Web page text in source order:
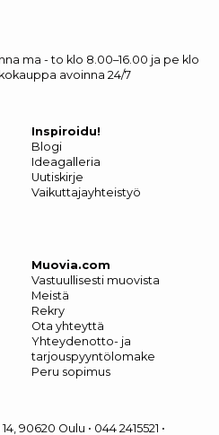
ma - to klo 8.00–16.00 ja pe klo
avoinna 24/7
Inspiroidu!
Blogi
Ideagalleria
Uutiskirje
Vaikuttajayhteistyö
Muovia.com
Vastuullisesti muovista
Meistä
Rekry
Ota yhteyttä
Yhteydenotto- ja
tarjouspyyntölomake
Peru sopimus
90620 Oulu • 044 2415521 •